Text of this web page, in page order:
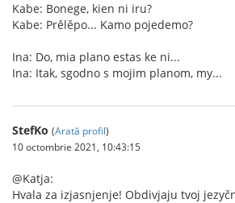
Kabe: Bonege, kien ni iru?
Kabe: Prělěpo... Kamo pojedemo?
Ina: Do, mia plano estas ke ni...
Ina: Itak, sgodno s mojim planom, my...
StefKo (Arată profil)
10 octombrie 2021, 10:43:15
@Katja:
Hvala za izjasnjenje! Obdivjaju tvoj